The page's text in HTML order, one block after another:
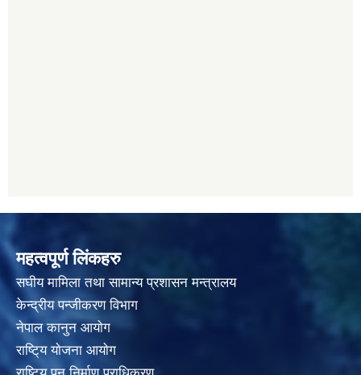
महत्वपूर्ण लिंकहरु
स‌घीय मामिला तथा सामान्य प्रशासन मन्त्रालय
केन्द्रीय पन्जीकरण विभाग
नेपाल कानुन आयाेग
राष्टि्य याेजना आयाेग